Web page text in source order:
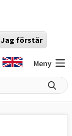
Jag förstår
Meny